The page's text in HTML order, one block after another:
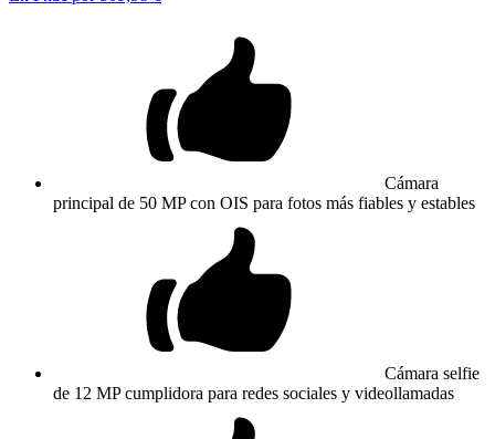
Cámara
principal de 50 MP con OIS para fotos más fiables y estables
Cámara selfie
de 12 MP cumplidora para redes sociales y videollamadas